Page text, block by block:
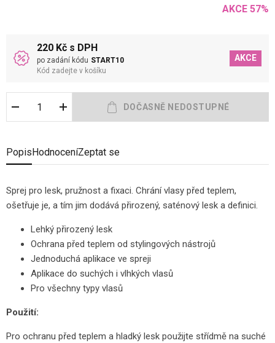
AKCE 57%
220 Kč s DPH
po zadání kódu START10
Kód zadejte v košíku
AKCE
Popis HodnoceníZeptat se
Sprej pro lesk, pružnost a fixaci. Chrání vlasy před teplem,
ošetřuje je, a tím jim dodává přirozený, saténový lesk a definici.
Lehký přirozený lesk
Ochrana před teplem od stylingových nástrojů
Jednoduchá aplikace ve spreji
Aplikace do suchých i vlhkých vlasů
Pro všechny typy vlasů
Použití:
Pro ochranu před teplem a hladký lesk použijte střídmě na suché